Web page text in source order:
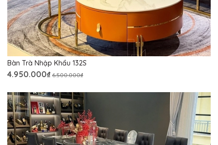
Bàn Trà Nhập Khẩu 132S
4.950.000₫ 6.500.000₫